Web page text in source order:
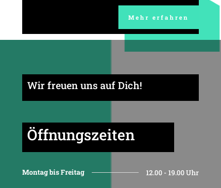
Mehr erfahren
Wir freuen uns auf Dich!
Öffnungszeiten
Montag bis Freitag 12.00 - 19.00 Uhr